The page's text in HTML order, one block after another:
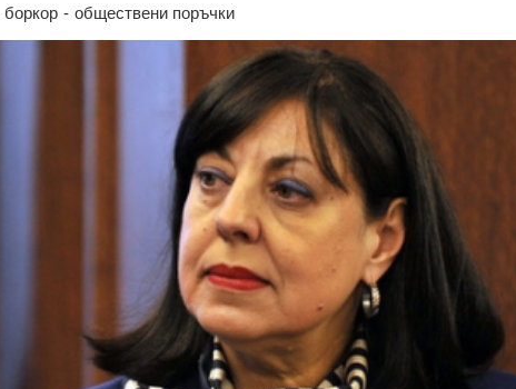
боркор - обществени поръчки